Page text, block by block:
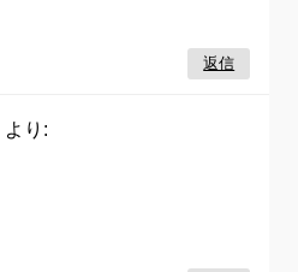
返信
より: